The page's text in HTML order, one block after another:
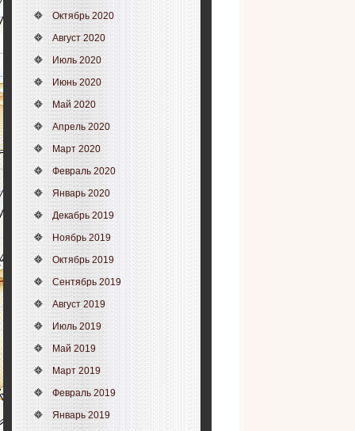
Октябрь 2020
Август 2020
Июль 2020
Июнь 2020
Май 2020
Апрель 2020
Март 2020
Февраль 2020
Январь 2020
Декабрь 2019
Ноябрь 2019
Октябрь 2019
Сентябрь 2019
Август 2019
Июль 2019
Май 2019
Март 2019
Февраль 2019
Январь 2019